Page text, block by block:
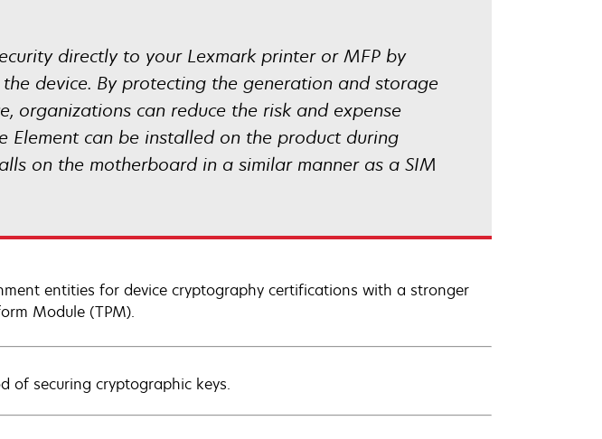
directly to your Lexmark printer or MFP by
device. By protecting the generation and storage
organizations can reduce the risk and expense
Element can be installed on the product during
on the motherboard in a similar manner as a SIM
entities for device cryptography certifications with a stronger
Module (TPM).
of securing cryptographic keys.